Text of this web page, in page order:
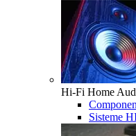
Hi-Fi Home
Sisteme